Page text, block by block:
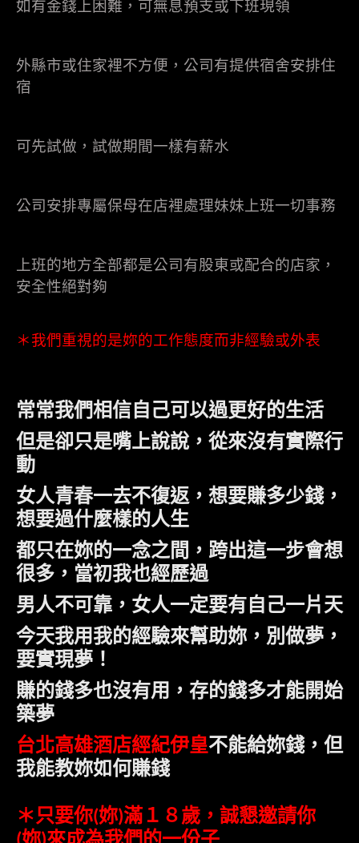
如有金錢上困難，可無息預支或下班現領
外縣市或住家裡不方便，公司有提供宿舍安排住
宿
可先試做，試做期間一樣有薪水
公司安排專屬保母在店裡處理妹妹上班一切事務
上班的地方全部都是公司有股東或配合的店家，
安全性絕對夠
＊我們重視的是妳的工作態度而非經驗或外表
常常我們相信自己可以過更好的生活
但是卻只是嘴上說說，從來沒有實際行
動
女人青春一去不復返，想要賺多少錢，
想要過什麼樣的人生
都只在妳的一念之間，跨出這一步會想
很多，當初我也經歷過
男人不可靠，女人一定要有自己一片天
今天我用我的經驗來幫助妳，別做夢，
要實現夢！
賺的錢多也沒有用，存的錢多才能開始
築夢
台北高雄酒店經紀伊皇不能給妳錢，但
我能教妳如何賺錢
＊只要你(妳)滿１８歲，誠懇邀請你